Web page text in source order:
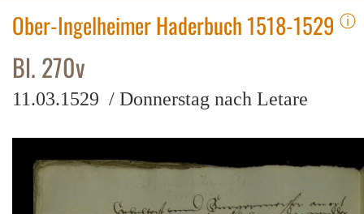
Ober-Ingelheimer Haderbuch 1518-1529 ⓘ
Bl. 270v
11.03.1529 / Donnerstag nach Letare